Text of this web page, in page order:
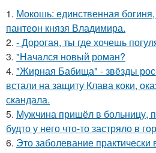
1. Мокошь: единственная
пантеон князя Владимира.
2. - Дорогая, ты где хочешь
3. "Начался новый роман?
4. "Жирная Бабища" - звёзды
встали на защиту Клава коки,
скандала.
5. Мужчина пришёл в больницу,
будто у него что-то застряло в
6. Это заболевание практически